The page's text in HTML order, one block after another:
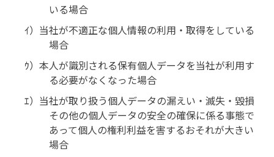
いる場合
ｲ）当社が不適正な個人情報の利用・取得をしている
場合
ｳ）本人が識別される保有個人データを当社が利用す
る必要がなくなった場合
ｴ）当社が取り扱う個人データの漏えい・滅失・毀損
その他の個人データの安全の確保に係る事態で
あって個人の権利利益を害するおそれが大きい
場合